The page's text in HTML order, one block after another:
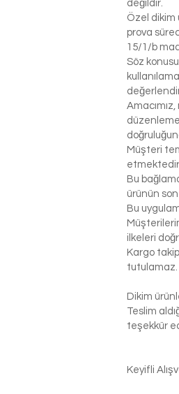
değildir.
Özel dikim
prova
15/1/b
Söz
Müşteri
Bu
ürünün
Bu
ilkeleri
Kargo
tutulamaz.
Dikim
Teslim
teşekkür
Keyifli